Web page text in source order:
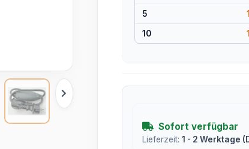
5
10
Sofort verfügbar
Lieferzeit: 1 - 2 Werktage